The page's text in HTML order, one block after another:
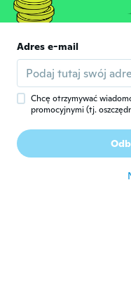
Rok
około 7 roku
K Karolina
Rok
Carlos
Rok
Adres e-mail
Chcę otrzymywać
promocyjnymi (tj.